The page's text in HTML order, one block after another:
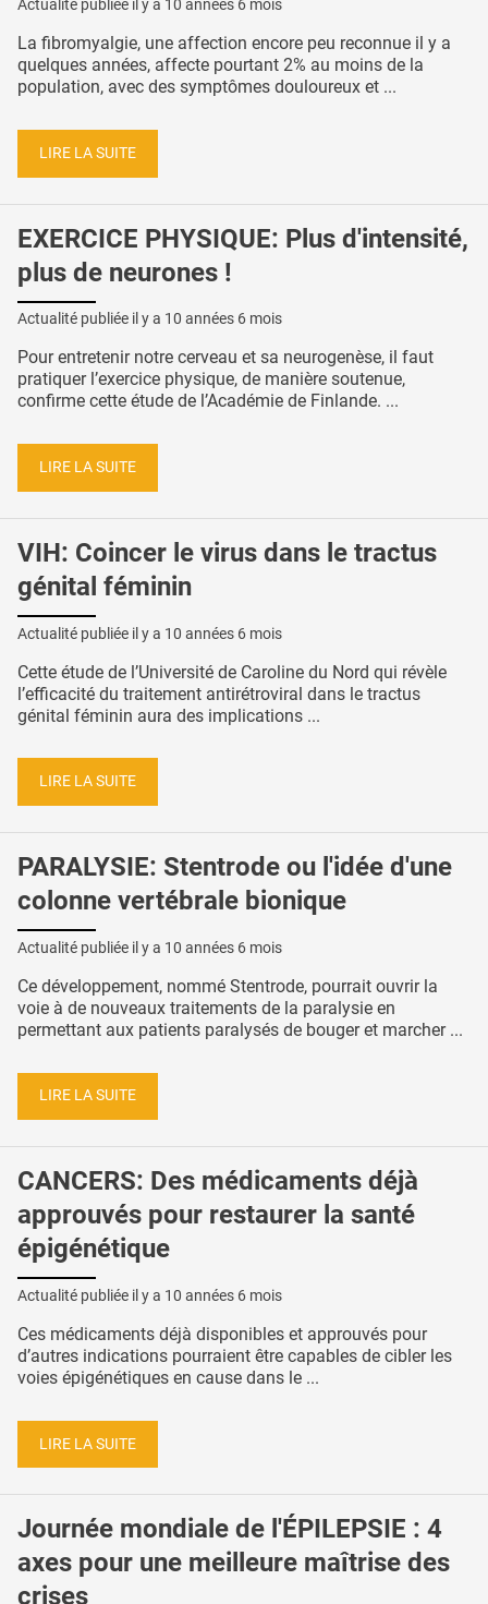
Actualité publiée il y a 10 années 6 mois
La fibromyalgie, une affection encore peu reconnue il y a
quelques années, affecte pourtant 2% au moins de la
population, avec des symptômes douloureux et ...
LIRE LA SUITE
EXERCICE PHYSIQUE: Plus d'intensité,
plus de neurones !
Actualité publiée il y a 10 années 6 mois
Pour entretenir notre cerveau et sa neurogenèse, il faut
pratiquer l’exercice physique, de manière soutenue,
confirme cette étude de l’Académie de Finlande. ...
LIRE LA SUITE
VIH: Coincer le virus dans le tractus
génital féminin
Actualité publiée il y a 10 années 6 mois
Cette étude de l’Université de Caroline du Nord qui révèle
l’efficacité du traitement antirétroviral dans le tractus
génital féminin aura des implications ...
LIRE LA SUITE
PARALYSIE: Stentrode ou l'idée d'une
colonne vertébrale bionique
Actualité publiée il y a 10 années 6 mois
Ce développement, nommé Stentrode, pourrait ouvrir la
voie à de nouveaux traitements de la paralysie en
permettant aux patients paralysés de bouger et marcher ...
LIRE LA SUITE
CANCERS: Des médicaments déjà
approuvés pour restaurer la santé
épigénétique
Actualité publiée il y a 10 années 6 mois
Ces médicaments déjà disponibles et approuvés pour
d’autres indications pourraient être capables de cibler les
voies épigénétiques en cause dans le ...
LIRE LA SUITE
Journée mondiale de l'ÉPILEPSIE : 4
axes pour une meilleure maîtrise des
crises